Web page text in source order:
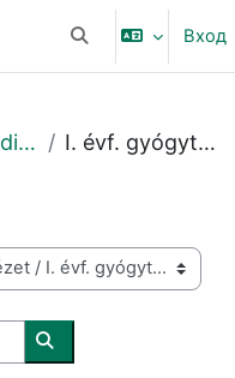
Изменить данные
Вход
Sporttudományi Koordinációs Intézet I. évf. gyógytestnevelés
Поиск курса